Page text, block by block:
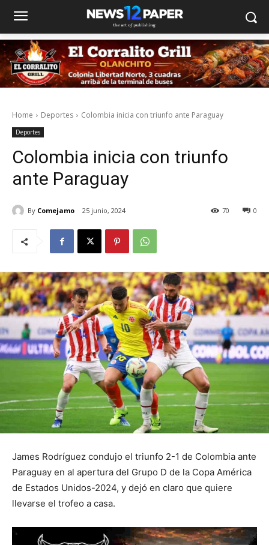
Home Deportes Colombia inicia con triunfo ante Paraguay
Deportes
Colombia inicia con triunfo
ante Paraguay
By Comejamo 25 junio, 2024 0
70
James Rodríguez condujo el triunfo 2-1 de Colombia ante
Paraguay en al apertura del Grupo D de la Copa América
de Estados Unidos-2024, y dejó en claro que quiere
llevarse el trofeo a casa.